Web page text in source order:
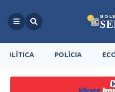
POLÍTICA POLÍCIA